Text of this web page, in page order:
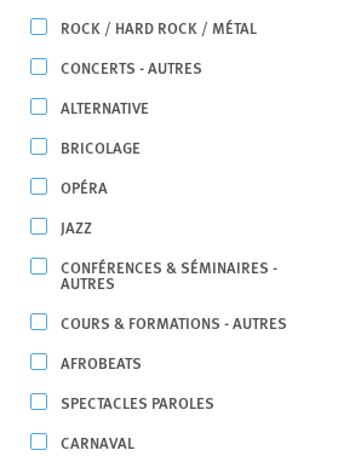
ROCK / HARD ROCK / MÉTAL
CONCERTS - AUTRES
ALTERNATIVE
BRICOLAGE
OPÉRA
JAZZ
CONFÉRENCES & SÉMINAIRES -
AUTRES
COURS & FORMATIONS - AUTRES
AFROBEATS
SPECTACLES PAROLES
CARNAVAL